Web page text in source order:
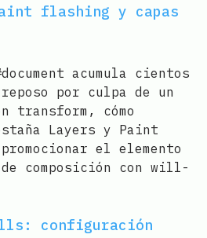
flashing y capas
acumula cientos
por culpa de un
transform, cómo
Layers y Paint
el elemento
composición con will-
configuración